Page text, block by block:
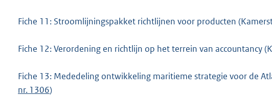
Fiche 11: Stroomlijningspakket richtlijnen voor producten
Fiche 12: Verordening en richtlijn op het terrein van accountancy
Fiche 13: Mededeling ontwikkeling maritieme strategie voor de
nr. 1306)